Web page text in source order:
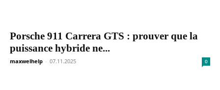
Porsche 911 Carrera GTS : prouver que la
puissance hybride ne...
maxwelhelp - 07.11.2025 0